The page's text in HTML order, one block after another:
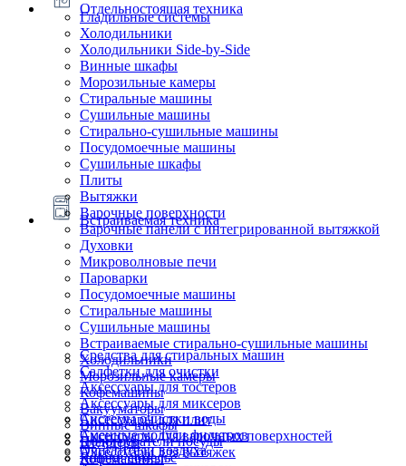
Отдельностоящая техника
Гладильные системы
Холодильники
Холодильники Side-by-Side
Винные шкафы
Морозильные камеры
Стиральные машины
Сушильные машины
Стирально-сушильные машины
Посудомоечные машины
Сушильные шкафы
Плиты
Встраиваемая техника
Вытяжки
Варочные поверхности
Варочные панели с интегрированной вытяжкой
Духовки
Микроволновые печи
Пароварки
Посудомоечные машины
Стиральные машины
Сушильные машины
Встраиваемые стирально-сушильные машины
Холодильники
Морозильные камеры
Кофемашины
Вакууматоры
Винные шкафы
Подогреватели посуды
Ящики сомелье
Блендеры
Кофемашины
Очистители воздуха
Системы очистки воды
Сменные модули фильтров
Аксессуары для тостеров
Аксессуары для миксеров
Аксессуары для плит
Аксессуары для варочных поверхностей
Аксессуары для вытяжек
Средства для стиральных машин
Салфетки для очистки